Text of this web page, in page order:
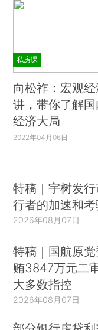
私房课
向松祚：宏观
讲，带你了解
经济大局
2022年04月06日
特稿｜宇树发
行者的加速和考
2026年08月07日
特稿｜国航原
贿3847万元二
大多数指控
2026年08月07日